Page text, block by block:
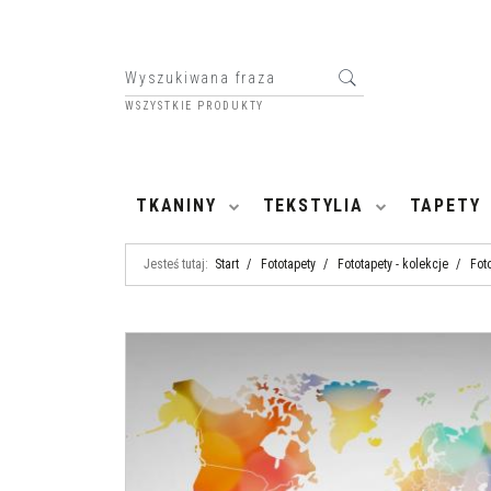
WSZYSTKIE PRODUKTY
TKANINY TEKSTYLIA TAPETY
Jesteś tutaj: Start / Fototapety / Fototapety - kolekcje /